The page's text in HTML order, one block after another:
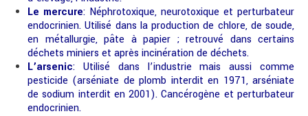
Le mercure: Néphrotoxique, neurotoxique et perturbateur
endocrinien. Utilisé dans la production de chlore, de soude,
en métallurgie, pâte à papier ; retrouvé dans certains
déchets miniers et après incinération de déchets.
L’arsenic: Utilisé dans l’industrie mais aussi comme
pesticide (arséniate de plomb interdit en 1971, arséniate
de sodium interdit en 2001). Cancérogène et perturbateur
endocrinien.